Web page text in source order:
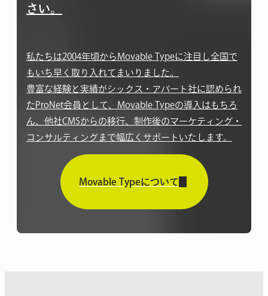
さい。
私たちは2004年頃からMovable Typeに注目し全国で
もいち早く取り入れてまいりました。
豊富な経験と実績がシックス・アパート社に認められ
たProNet会員として、Movable Typeの導入はもちろ
ん、他社CMSからの移行、制作後のマーケティング・
コンサルティングまで幅広くサポートいたします。
Movable Typeについて